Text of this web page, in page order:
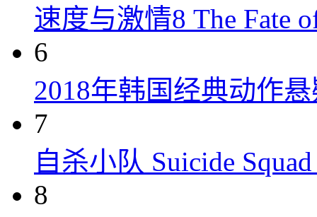
速度与激情8 The Fate
6
2018年韩国经典动作
7
自杀小队 Suicide
8